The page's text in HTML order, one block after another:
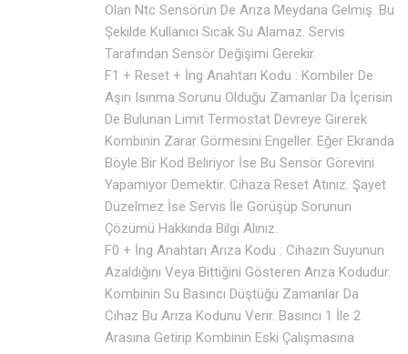
Olan Ntc Sensörün De Arıza Meydana Gelmiş. Bu
Şekilde Kullanıcı Sıcak Su Alamaz. Servis
Tarafından Sensör Değişimi Gerekir.
F1 + Reset + İng Anahtarı Kodu : Kombiler De
Aşırı Isınma Sorunu Olduğu Zamanlar Da İçerisin
De Bulunan Limit Termostat Devreye Girerek
Kombinin Zarar Görmesini Engeller. Eğer Ekranda
Böyle Bir Kod Beliriyor İse Bu Sensör Görevini
Yapamıyor Demektir. Cihaza Reset Atınız. Şayet
Düzelmez İse Servis İle Görüşüp Sorunun
Çözümü Hakkında Bilgi Alınız.
F0 + İng Anahtarı Arıza Kodu : Cihazın Suyunun
Azaldığını Veya Bittiğini Gösteren Arıza Kodudur.
Kombinin Su Basıncı Düştüğü Zamanlar Da
Cihaz Bu Arıza Kodunu Verir. Basıncı 1 İle 2
Arasına Getirip Kombinin Eski Çalışmasına